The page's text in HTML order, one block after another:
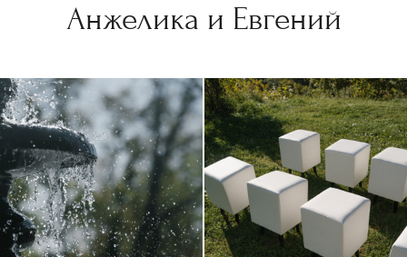
Анжелика и Евгений